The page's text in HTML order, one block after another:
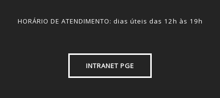
HORÁRIO DE ATENDIMENTO: dias úteis das 12h às 19h
INTRANET PGE